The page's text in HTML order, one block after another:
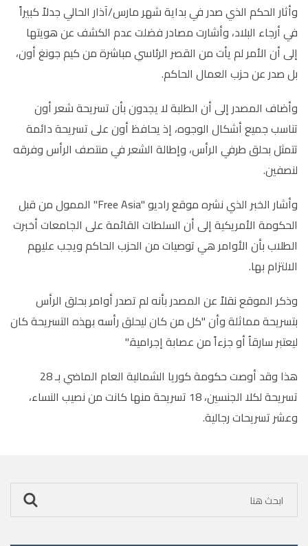
وأثار الحكم الذي صدر في بداية شهر مارس/آذار الحالي جدلاً كبيراً
في أرجاء البلاد، وأشارت مصادر فضلت عدم الكشف عن هويتها
إلى أن الأمر لم يأت من القصر الرئاسي مباشرة من كيم جونغ أون،
بل صدر عن حزب العمال الحاكم.
وأضاف المصدر إلى أن الطلبة لا يجدون بأن تسريحة شعر أون
تناسب جميع أشكال الوجوه، إذ يحافظ أون على تسريحة دائمة
تتمثل بحلق طرفي الرأس، وإطالة الشعر في منتصف الرأس وفرقه
لنصفين.
وأشار الخبر الذي نشره موقع راديو "Free Asia" الممول من قبل
الحكومة الأمريكية إلى أن السلطات القائمة على الجامعات أخبرت
الطلاب بأن الأوامر هي توصيات من الحزب الحاكم ويجب عليهم
الالتزام بها.
وذكر الموقع نقلاً عن المصدر بأنه لم تصدر أوامر بحلق الرأس
بتسريحة مماثلة وأن "كل من كان ليحلق رأسه بهذه التسريحة كان
ليعتبر سارقاُ أو جزءاً من عصابة إجرامية."
هذا وقد أوصت حكومة كوريا الشمالية العام الماضي بـ 28
تسريحة لكلا الجنسين، 18 تسريحة منها كانت من نصيب النساء،
وعشر تسريحات رجالية.